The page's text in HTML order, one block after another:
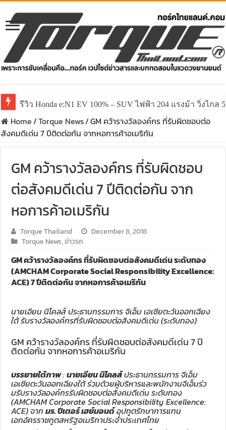
รีวิว Honda e:N1 EV 100% – SUV ไฟฟ้า 204 แรงม้า วิ่งไกล
รีวิว ลองขับ All New GWM HAVAL H6 ปรับโฉมหน้าใหม่
Home/Torque News/GM คว้ารางวัลองค์กร ที่รับผิดชอบต่อ
สังคมดีเด่น 7 ปีติดต่อกัน จากหอการค้าอเมริกัน
GM คว้ารางวัลองค์กร ที่รับผิดชอบ
ต่อสังคมดีเด่น 7 ปีติดต่อกัน จาก
หอการค้าอเมริกัน
Torque Thailand
December 8, 2018
Torque News,ข่าวรถ
GM คว้ารางวัลองค์กร ที่รับผิดชอบต่อสังคมดีเด่น ระดับทอง
(AMCHAM Corporate Social Responsibility Excellence:
ACE) 7 ปีติดต่อกัน จากหอการค้าอเมริกัน
นายเอียน นิโคลส์ ประธานกรรมการ จีเอ็ม เอเชียตะวันออกเฉียง
ใต้ รับรางวัลองค์กรที่รับผิดชอบต่อสังคมดีเด่น (ระดับทอง)
GM คว้ารางวัลองค์กร ที่รับผิดชอบต่อสังคมดีเด่น 7 ปี
ติดต่อกัน จากหอการค้าอเมริกัน
บรรยายใต้ภาพ:นายเอียน นิโคลส์ประธานกรรมการ จีเอ็ม
เอเชียตะวันออกเฉียงใต้ ร่วมด้วยผู้บริหารและพนักงานจีเอ็มร่ว
มรับรางวัลองค์กรรับผิดชอบต่อสังคมดีเด่น ระดับทอง
(AMCHAM Corporate Social Responsibility Excellence:
ACE) จากมร. ปีเตอร์ เฮย์มอนด์อุปทูตรักษาการแทน
เอกอัครราชทูตสหรัฐอเมริกาประจำประเทศไทย